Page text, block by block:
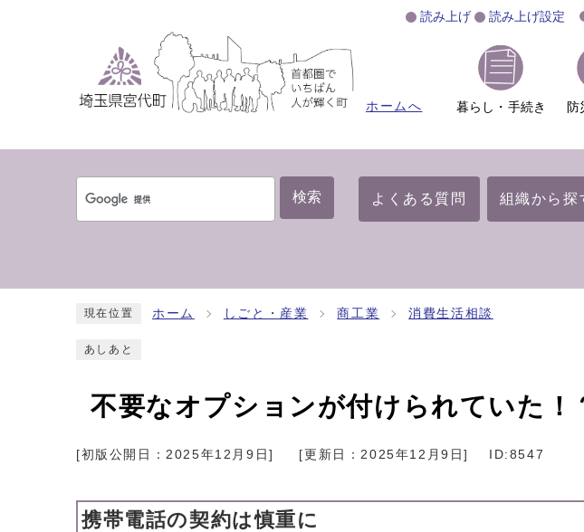
読み上げ 読み上げ設定
ホームへ 暮らし・手続き 防
検索 よくある質問 組織から探
現在位置 ホーム しごと・産業 商工業 消費生活相談
あしあと
不要なオプションが付けられていた！
[初版公開日：2025年12月9日] [更新日：2025年12月9日] ID:8547
携帯電話の契約は慎重に